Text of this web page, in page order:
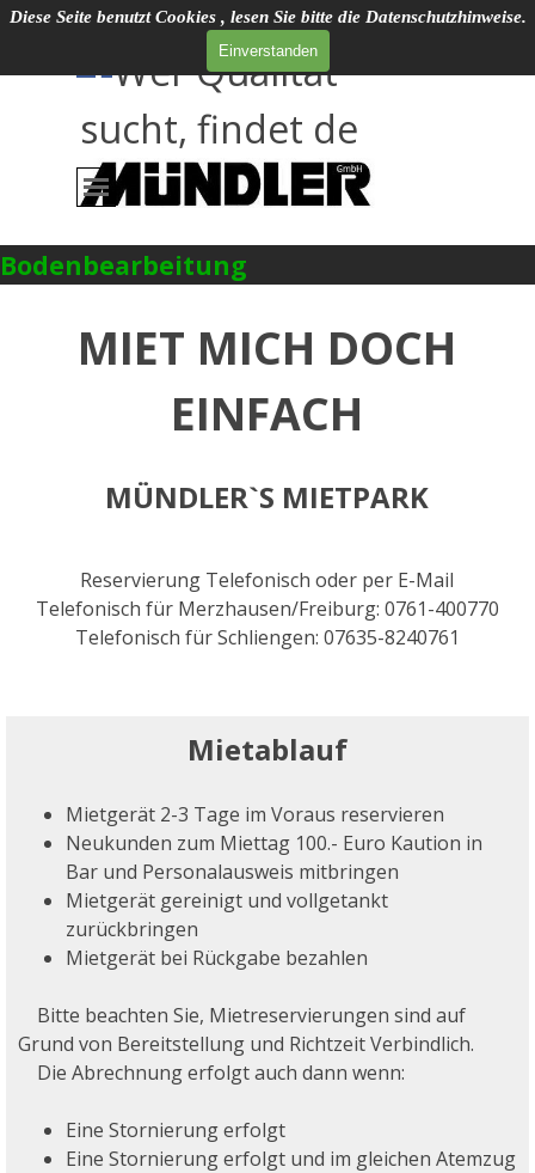
Diese Seite benutzt Cookies , lesen Sie bitte die Datenschutzhinweise.
Einverstanden
Direkt zum Seiteninhalt
Wer Qualitat
sucht, findet de
Social Media
Menü überspringen
Bodenbearbeitung
MIET MICH DOCH
EINFACH
MÜNDLER`S MIETPARK
Reservierung Telefonisch oder per E-Mail
Telefonisch für Merzhausen/Freiburg: 0761-400770
Telefonisch für Schliengen: 07635-8240761
Mietablauf
Mietgerät 2-3 Tage im Voraus reservieren
Neukunden zum Miettag 100.- Euro Kaution in
Bar und Personalausweis mitbringen
Mietgerät gereinigt und vollgetankt
zurückbringen
Mietgerät bei Rückgabe bezahlen
Bitte beachten Sie, Mietreservierungen sind auf
Grund von Bereitstellung und Richtzeit Verbindlich.
Die Abrechnung erfolgt auch dann wenn:
Eine Stornierung erfolgt
Eine Stornierung erfolgt und im gleichen Atemzug